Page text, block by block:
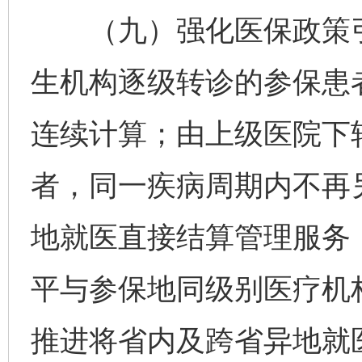
（九）强化医保政策
生机构逐级转诊的参保
连续计算；由上级医院
者，同一疾病周期内不
地就医直接结算管理服
平与参保地同级别医疗
推进将省内及跨省异地